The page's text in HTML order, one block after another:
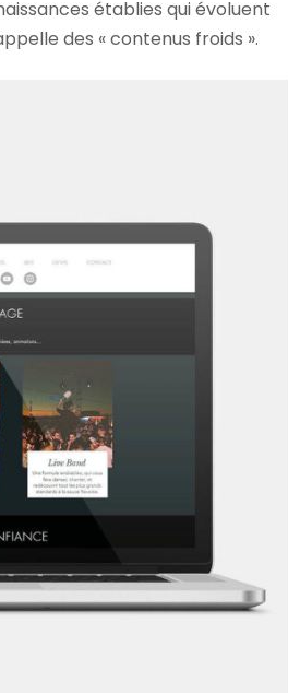
établies qui évoluent
des « contenus froids ».